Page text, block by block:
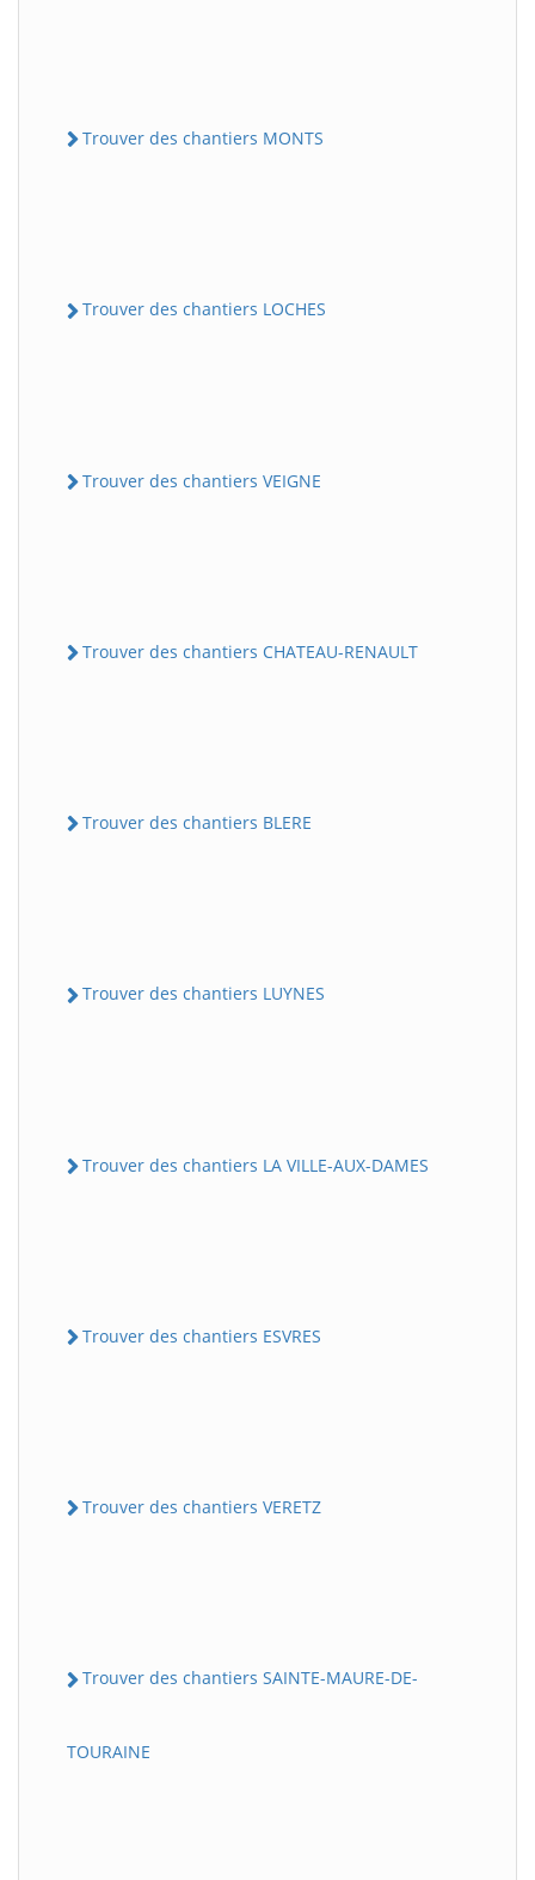
Trouver des chantiers MONTS
Trouver des chantiers LOCHES
Trouver des chantiers VEIGNE
Trouver des chantiers CHATEAU-RENAULT
Trouver des chantiers BLERE
Trouver des chantiers LUYNES
Trouver des chantiers LA VILLE-AUX-DAMES
Trouver des chantiers ESVRES
Trouver des chantiers VERETZ
Trouver des chantiers SAINTE-MAURE-DE-
TOURAINE